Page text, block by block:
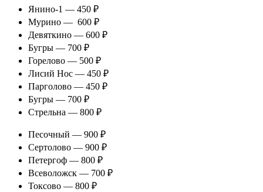
Янино-1 — 450 ₽
Мурино — 600 ₽
Девяткино — 600 ₽
Бугры — 700 ₽
Горелово — 500 ₽
Лисий Нос — 450 ₽
Парголово — 450 ₽
Бугры — 700 ₽
Стрельна — 800 ₽
Песочный — 900 ₽
Сертолово — 900 ₽
Петергоф — 800 ₽
Всеволожск — 700 ₽
Токсово — 800 ₽